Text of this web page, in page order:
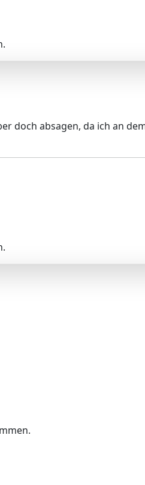
doch absagen, da ich an